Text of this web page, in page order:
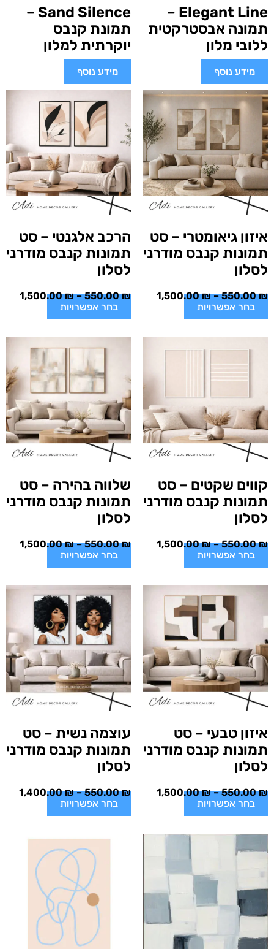
Elegant Line –
תמונה אבסטרקטית
ללובי מלון
מידע נוסף
Sand Silence –
תמונת קנבס
יוקרתית למלון
מידע נוסף
איזון גיאומטרי – סט
תמונות קנבס מודרני
לסלון
550.00₪
–
1,500.00₪
בחר אפשרויות
הרכב אלגנטי – סט
תמונות קנבס מודרני
לסלון
550.00₪
–
1,500.00₪
בחר אפשרויות
קווים שקטים – סט
תמונות קנבס מודרני
לסלון
550.00₪
–
1,500.00₪
בחר אפשרויות
שלווה בהירה – סט
תמונות קנבס מודרני
לסלון
550.00₪
–
1,500.00₪
בחר אפשרויות
איזון טבעי – סט
תמונות קנבס מודרני
לסלון
550.00₪
–
1,500.00₪
בחר אפשרויות
עוצמה נשית – סט
תמונות קנבס מודרני
לסלון
550.00₪
–
1,400.00₪
בחר אפשרויות